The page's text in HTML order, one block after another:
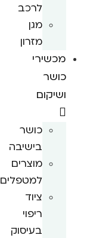
לרכב
מגן
מזרון
מכשירי
כושר
ושיקום
כושר
בישיבה
מוצרים
למטפלים
ציוד
ריפוי
בעיסוק